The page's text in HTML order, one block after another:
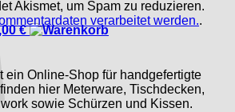
€
Akismet, um Spam zu reduzieren.
verarbeitet werden..
ein Online-Shop für handgefertigte
hier Meterware, Tischdecken,
sowie Schürzen und Kissen.